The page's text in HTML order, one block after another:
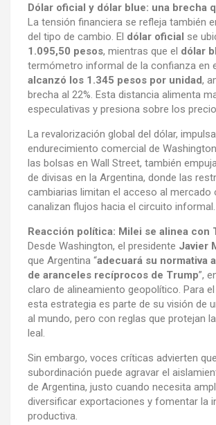
Dólar oficial y dólar blue: una brecha
La tensión financiera se refleja también
del tipo de cambio. El dólar oficial se
1.095,50 pesos, mientras que el dólar
termómetro informal de la confianza en
alcanzó los 1.345 pesos por unidad,
brecha al 22%. Esta distancia alimenta
especulativas y presiona sobre los
La revalorización global del dólar,
endurecimiento comercial de
las bolsas en Wall Street, también
de divisas en la Argentina, donde las
cambiarias limitan el acceso al mercado
canalizan flujos hacia el circuito informal.
Reacción política: Milei se alinea con
Desde Washington, el presidente Javier
que Argentina “adecuará su normativa
de aranceles recíprocos de Trump”,
claro de alineamiento geopolítico. Para
esta estrategia es parte de su visión de
al mundo, pero con reglas que protejan
leal.
Sin embargo, voces críticas advierten
subordinación puede agravar el
de Argentina, justo cuando necesita
diversificar exportaciones y fomentar la
productiva.